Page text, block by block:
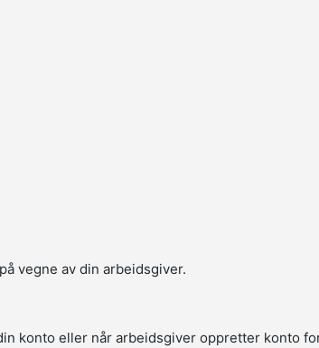
vegne av din arbeidsgiver.
konto eller når arbeidsgiver oppretter konto